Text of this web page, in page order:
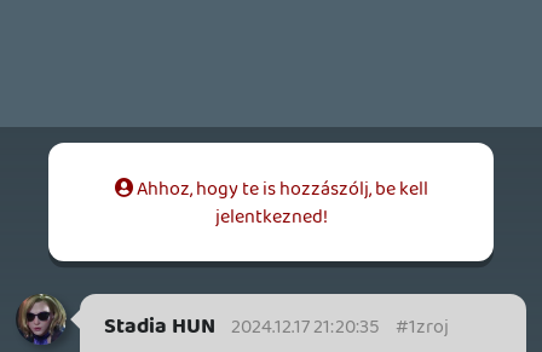
Necroman Mk2
QUAKE CHAMPIONS
FREEPLAY
7 napja 2
Necroman Mk2
WRATH OF THE GODS
FREEPLAY